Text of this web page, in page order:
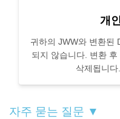
개
귀하의 JWW와 변환된
되지 않습니다. 변환
삭제됩니다.
자주 묻는 질문 ▼